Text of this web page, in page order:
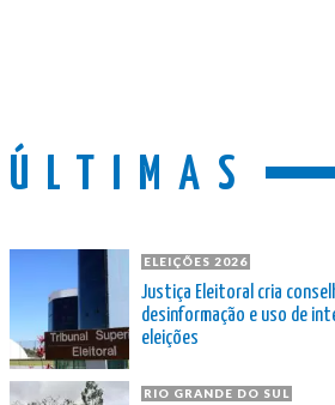
ÚLTIMAS
ELEIÇÕES 2026
Justiça Eleitoral cria
desinformação e uso de
eleições
RIO GRANDE DO SUL